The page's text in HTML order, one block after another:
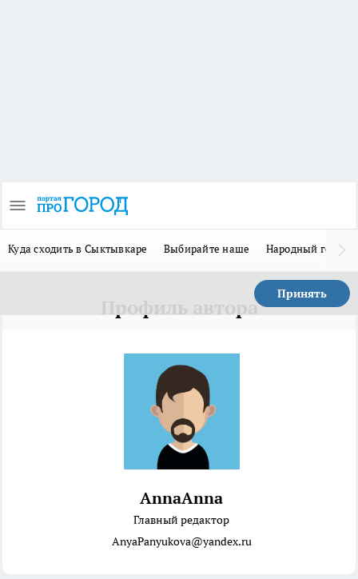
Куда сходить в Сыктывкаре Выбирайте наше Народный герой
Принять
Профиль автора
AnnaAnna
Главный редактор
AnyaPanyukova@yandex.ru